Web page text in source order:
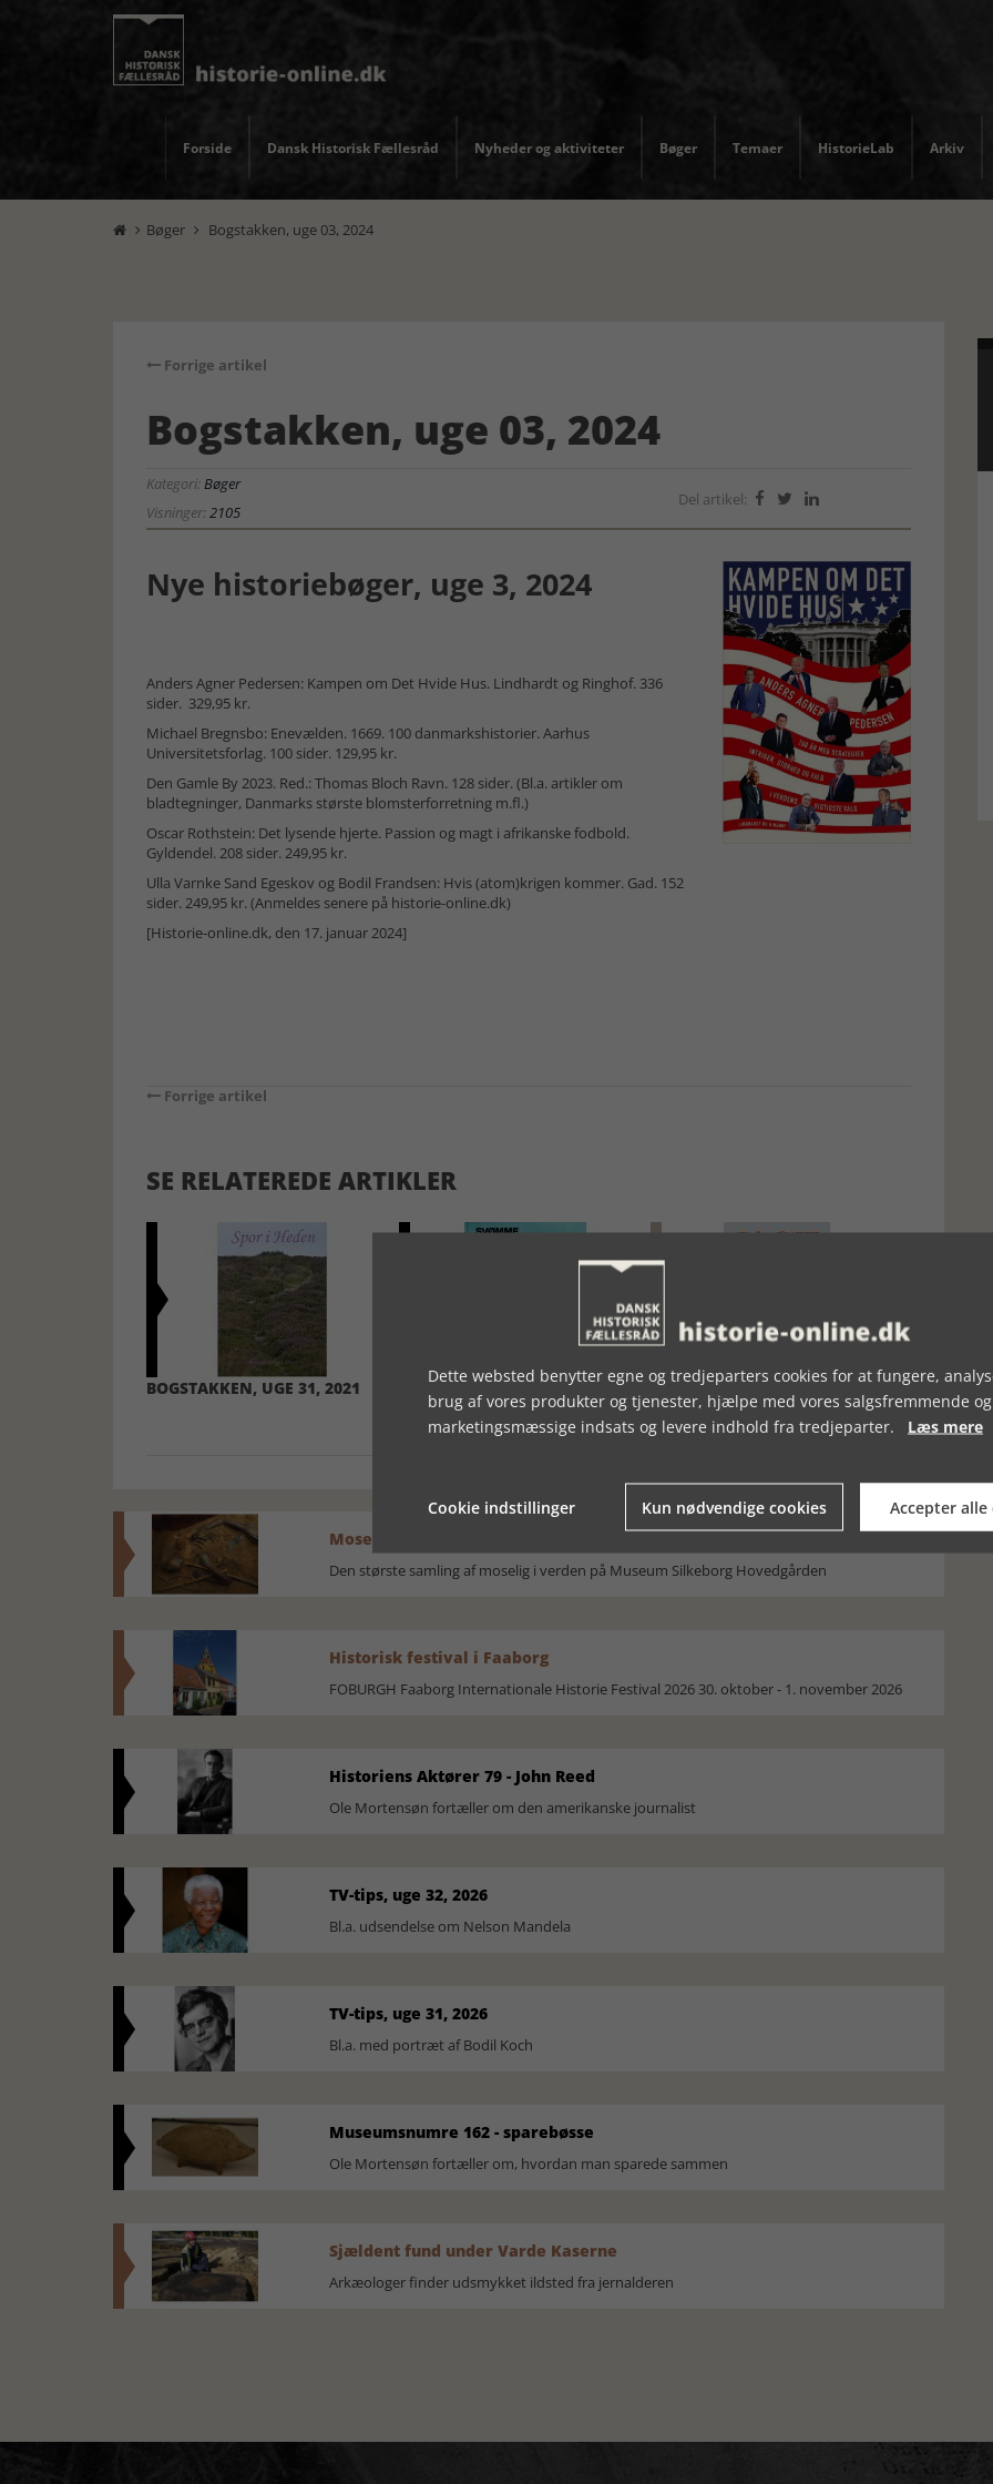
Forside Dansk Historisk Fællesråd Nyheder og aktiviteter Bøger Temaer HistorieLab Arkiv
 Bøger  Bogstakken, uge 03, 2024
Forrige artikel
Bogstakken, uge 03, 2024
Kategori:Bøger
Visninger:2105
Del artikel:   
Nye historiebøger, uge 3, 2024
Anders Agner Pedersen: Kampen om Det Hvide Hus. Lindhardt og Ringhof. 336
sider. 329,95 kr.
Michael Bregnsbo: Enevælden. 1669. 100 danmarkshistorier. Aarhus
Universitetsforlag. 100 sider. 129,95 kr.
Den Gamle By 2023. Red.: Thomas Bloch Ravn. 128 sider. (Bl.a. artikler om
bladtegninger, Danmarks største blomsterforretning m.fl.)
Oscar Rothstein: Det lysende hjerte. Passion og magt i afrikanske fodbold.
Gyldendel. 208 sider. 249,95 kr.
Ulla Varnke Sand Egeskov og Bodil Frandsen: Hvis (atom)krigen kommer. Gad. 152
sider. 249,95 kr. (Anmeldes senere på historie-online.dk)
[Historie-online.dk, den 17. januar 2024]
Forrige artikel
SE RELATEREDE ARTIKLER
BOGSTAKKEN, UGE 31, 2021 BOGSTAKKEN, UGE 43, 2024 BOGSTAKKEN, UGE 46, 2022
Mosefolket
Den største samling af moselig i verden på Museum Silkeborg Hovedgården
Historisk festival i Faaborg
FOBURGH Faaborg Internationale Historie Festival 2026 30. oktober - 1. november 2026
Historiens Aktører 79 - John Reed
Ole Mortensøn fortæller om den amerikanske journalist
TV-tips, uge 32, 2026
Bl.a. udsendelse om Nelson Mandela
TV-tips, uge 31, 2026
Bl.a. med portræt af Bodil Koch
Museumsnumre 162 - sparebøsse
Ole Mortensøn fortæller om, hvordan man sparede sammen
Sjældent fund under Varde Kaserne
Arkæologer finder udsmykket ildsted fra jernalderen
Dette websted benytter egne og tredjeparters cookies for at fungere,
brug af vores produkter og tjenester, hjælpe med vores salgsfremmende og
marketingsmæssige indsats og levere indhold fra tredjeparter. Læs mere
Cookie indstillinger Kun nødvendige cookies Accepter alle